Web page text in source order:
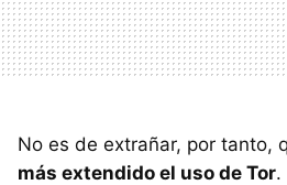
No es de extrañar, por tanto,
más extendido el uso de Tor.